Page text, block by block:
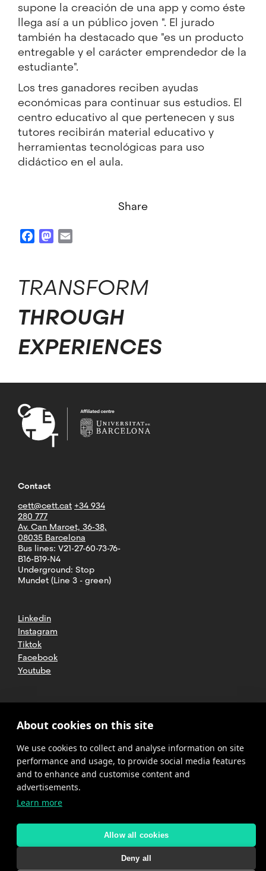
supone la creación de una app y como éste
llega así a un público joven ". El jurado
también ha destacado que "es un producto
entregable y el carácter emprendedor de la
estudiante".
Los tres ganadores reciben ayudas
económicas para continuar sus estudios. El
centro educativo al que pertenecen y sus
tutores recibirán material educativo y
herramientas tecnológicas para uso
didáctico en el aula.
Share
FacebookMastodon
TRANSFORM
THROUGH
EXPERIENCES
Contact
cett@cett.cat +34 934
280 777
Av. Can Marcet, 36-38,
08035 Barcelona
Bus lines: V21-27-60-73-76-
B16-B19-N4
Underground: Stop
Mundet (Line 3 - green)
Linkedin
Instagram
Tiktok
Facebook
Youtube
advice
Privacy
policy
Cookies
About cookies on this site
We use cookies to collect and analyse information on site
performance and usage, to provide social media features
and to enhance and customise content and
advertisements.
Learn more
Allow all cookies
Deny all